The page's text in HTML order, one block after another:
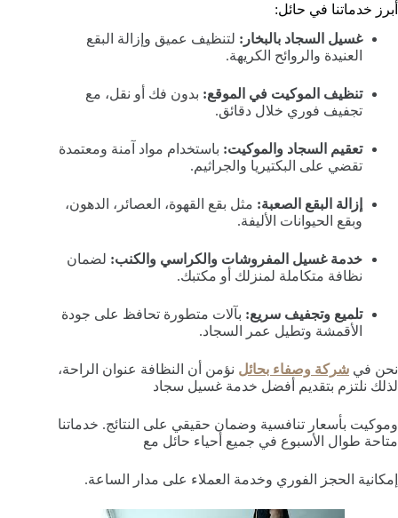
أبرز خدماتنا في حائل:
غسيل السجاد بالبخار: لتنظيف عميق وإزالة البقع
العنيدة والروائح الكريهة.
تنظيف الموكيت في الموقع: بدون فك أو نقل، مع
تجفيف فوري خلال دقائق.
تعقيم السجاد والموكيت: باستخدام مواد آمنة ومعتمدة
تقضي على البكتيريا والجراثيم.
إزالة البقع الصعبة: مثل بقع القهوة، العصائر، الدهون،
وبقع الحيوانات الأليفة.
خدمة غسيل المفروشات والكراسي والكنب: لضمان
نظافة متكاملة لمنزلك أو مكتبك.
تلميع وتجفيف سريع: بآلات متطورة تحافظ على جودة
الأقمشة وتطيل عمر السجاد.
نحن في شركة وصفاء بحائل نؤمن أن النظافة عنوان الراحة،
لذلك نلتزم بتقديم أفضل خدمة غسيل سجاد
وموكيت بأسعار تنافسية وضمان حقيقي على النتائج. خدماتنا
متاحة طوال الأسبوع في جميع أحياء حائل مع
إمكانية الحجز الفوري وخدمة العملاء على مدار الساعة.